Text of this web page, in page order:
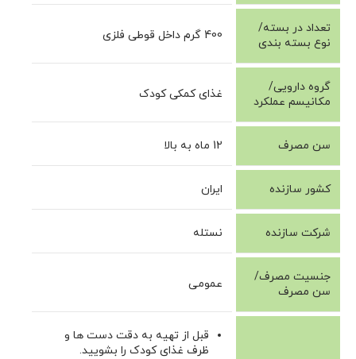
تعداد در بسته/
نوع بسته بندی
400 گرم داخل قوطی فلزی
گروه دارویی/
مکانیسم عملکرد
غذای کمکی کودک
سن مصرف 12 ماه به بالا
کشور سازنده ایران
شرکت سازنده نستله
جنسیت مصرف/
سن مصرف
عمومی
قبل از تهیه به دقت دست ها و
ظرف غذای کودک را بشویید.